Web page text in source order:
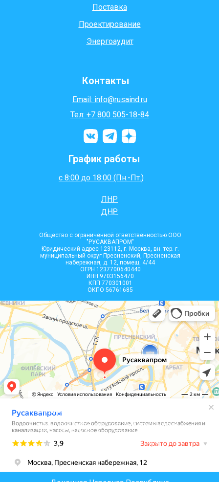
Проектирование
Контакты
Email: info@rusaind.ru
Тел: +7 800 505-18-84
Общество с ограниченной ответственностью ООО
"РУСАКВАПРОМ"
Юридический адрес 123112, г. Москва, вн. тер. г.
муниципальный округ Пресненский, Пресненская
набережная, д. 12, помещ. 4/44
ОГРН 1237700640440
ИНН 9703156470
КПП 770301001
ОКПО 56761685
Энергоаудит
Вся информация, размещенная на сайте, носит
информационный характер и не является
публичной офертой, определяемой положениями
Статьи 437 (2) ГК РФ. Все материалы на сайте
являются интеллектуальной собственностью 000
«РУСАКВАПРОМ», согласно ст.1225, ст.1228,
Поставка
ДНР
ЛНР
с 8:00 до 18:00 (Пн.-Пт.)
График работы